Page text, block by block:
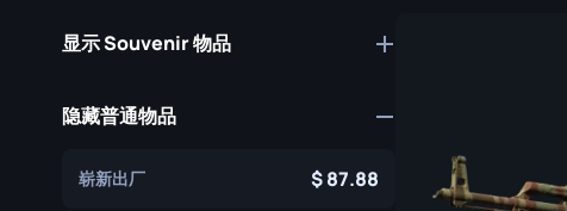
猎犬手套
折断的牙齿手套
经典刀
显示 Souvenir 物品
隐藏普通物品
崭新出厂 87.88